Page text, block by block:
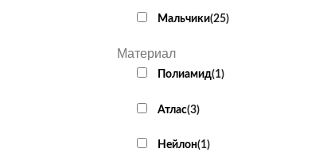
Мальчики(25)
Материал
Полиамид(1)
Атлас(3)
Нейлон(1)